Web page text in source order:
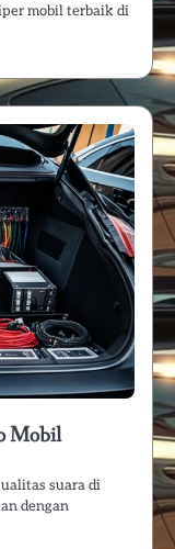
mobil terbaik di
Mobil
suara di
dengan